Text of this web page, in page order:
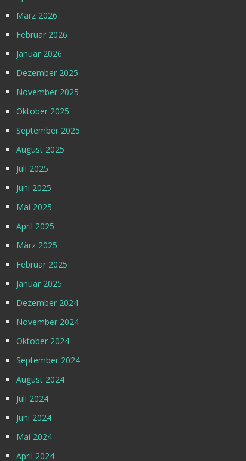
März 2026
Februar 2026
Januar 2026
Dezember 2025
November 2025
Oktober 2025
September 2025
August 2025
Juli 2025
Juni 2025
Mai 2025
April 2025
März 2025
Februar 2025
Januar 2025
Dezember 2024
November 2024
Oktober 2024
September 2024
August 2024
Juli 2024
Juni 2024
Mai 2024
April 2024